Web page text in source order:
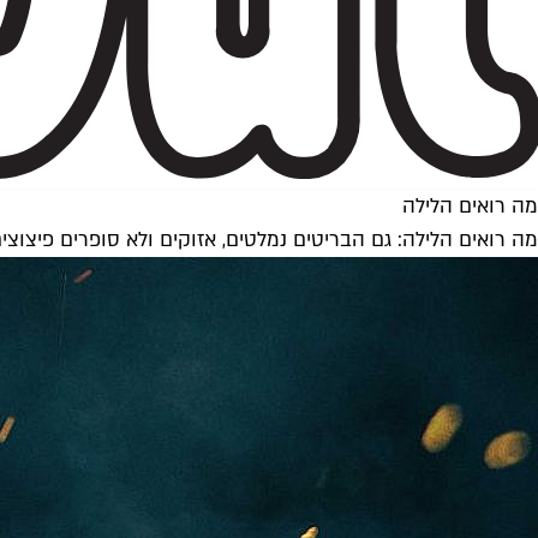
מה רואים הלילה
מה רואים הלילה: גם הבריטים נמלטים, אזוקים ולא סופרים